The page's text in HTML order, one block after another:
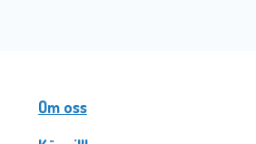
Om oss